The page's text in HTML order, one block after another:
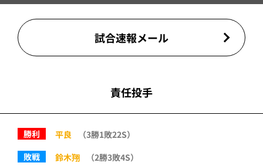
試合速報メール
責任投手
勝利 平良
（3勝1敗22S）
敗戦
鈴木翔 （2勝3敗4S）